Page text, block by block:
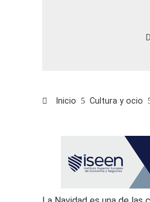
Inicio Cultura y ocio